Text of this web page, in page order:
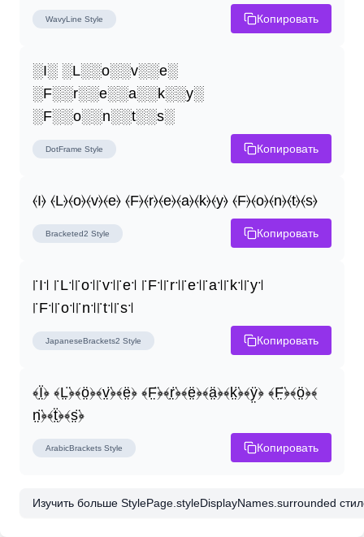
WavyLine Style Копировать
░I░ ░L░░o░░v░░e░
░F░░r░░e░░a░░k░░y░
░F░░o░░n░░t░░s░
DotFrame Style Копировать
⦑I⦒ ⦑L⦒⦑o⦒⦑v⦒⦑e⦒ ⦑F⦒⦑r⦒⦑e⦒⦑a⦒⦑k⦒⦑y⦒ ⦑F⦒⦑o⦒⦑n⦒⦑t⦒⦑s⦒
Bracketed2 Style Копировать
꜍I꜉ ꜍L꜉꜍o꜉꜍v꜉꜍e꜉ ꜍F꜉꜍r꜉꜍e꜉꜍a꜉꜍k꜉꜍y꜉
꜍F꜉꜍o꜉꜍n꜉꜍t꜉꜍s꜉
JapaneseBrackets2 Style Копировать
﴾Ï̤﴿ ﴾L̤̈﴿﴾ö̤﴿﴾v̤̈﴿﴾ë̤﴿ ﴾F̤̈﴿﴾r̤̈﴿﴾ë̤﴿﴾ä̤﴿﴾k̤̈﴿﴾ÿ̤﴿ ﴾F̤̈﴿﴾ö̤﴿﴾
n̤̈﴿﴾ẗ̤﴿﴾s̤̈﴿
ArabicBrackets Style Копировать
Изучить больше StylePage.styleDisplayNames.surrounded